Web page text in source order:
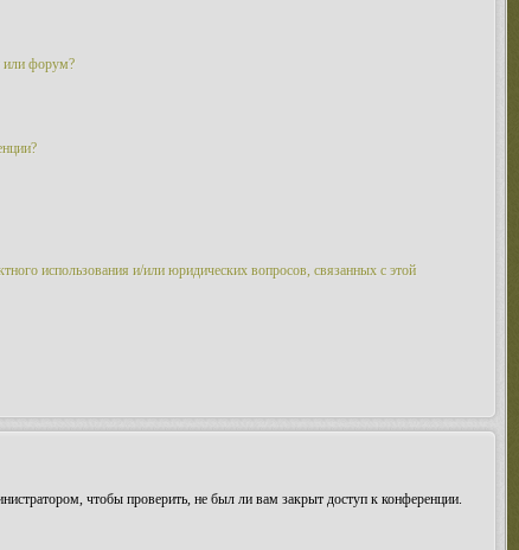
или форум?
использования и/или юридических вопросов, связанных с этой
чтобы проверить, не был ли вам закрыт доступ к конференции.